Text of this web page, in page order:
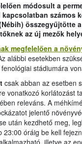
módosult a
számos
összegyűjtötte
az új mezők
megfelelően a
alábbi esetekben
stádiumára
csak abban az esetben
vonatkozó korlátozást
releváns. A
jelentő
után kezdhető meg,
óráig be kell